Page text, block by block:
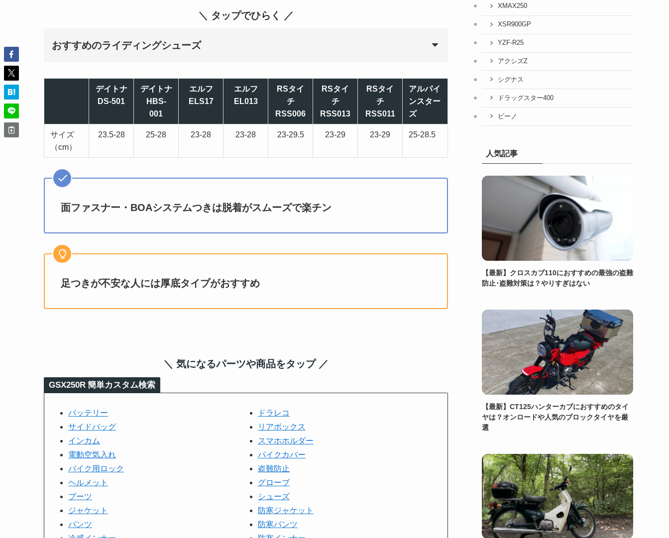
＼ タップでひらく ／
おすすめのライディングシューズ
デイトナ
DS-501
デイトナ
HBS-
001
エルフ
ELS17
エルフ
EL013
RSタイ
チ
RSS006
RSタイ
チ
RSS013
RSタイ
チ
RSS011
アルパイ
ンスター
ズ
サイズ
（cm）
23.5-28 25-28 23-28 23-28 23-29.5 23-29 23-29 25-28.5
面ファスナー・BOAシステムつきは脱着がスムーズで楽チン
足つきが不安な人には厚底タイプがおすすめ
＼ 気になるパーツや商品をタップ ／
GSX250R 簡単カスタム検索
バッテリー
サイドバッグ
インカム
電動空気入れ
バイク用ロック
ヘルメット
ブーツ
ジャケット
パンツ
ドラレコ
リアボックス
スマホホルダー
バイクカバー
盗難防止
グローブ
シューズ
防寒ジャケット
防寒パンツ
XMAX250
XSR900GP
YZF-R25
アクシズZ
シグナス
ドラッグスター400
ビーノ
人気記事
【最新】クロスカブ110におすすめの最強の盗難
防止･盗難対策は？やりすぎはない
【最新】CT125ハンターカブにおすすめのタイ
ヤは？オンロードや人気のブロックタイヤを厳
選